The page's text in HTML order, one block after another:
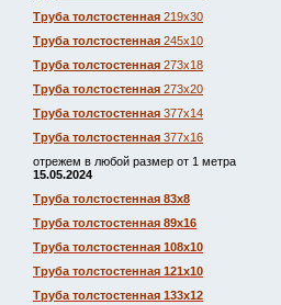
Труба толстостенная 219х30
Труба толстостенная 245х10
Труба толстостенная 273х18
Труба толстостенная 273х20
Труба толстостенная 377х14
Труба толстостенная 377х16
отрежем в любой размер от 1 метра
15.05.2024
Труба толстостенная 83х8
Труба толстостенная 89х16
Труба толстостенная 108х10
Труба толстостенная 121х10
Труба толстостенная 133х12